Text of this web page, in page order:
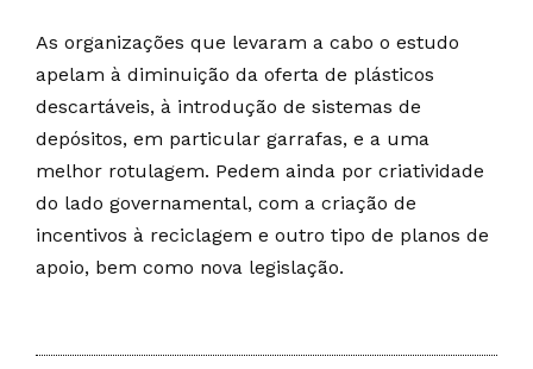
As organizações que levaram a cabo o estudo
apelam à diminuição da oferta de plásticos
descartáveis, à introdução de sistemas de
depósitos, em particular garrafas, e a uma
melhor rotulagem. Pedem ainda por criatividade
do lado governamental, com a criação de
incentivos à reciclagem e outro tipo de planos de
apoio, bem como nova legislação.